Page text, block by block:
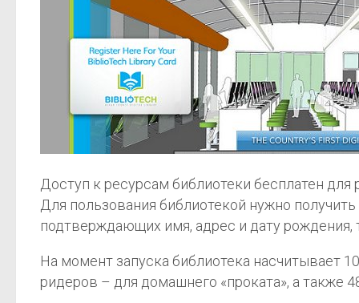
Доступ к ресурсам библиотеки бесплатен
Для пользования библиотекой нужно
подтверждающих имя, адрес и дату
На момент запуска библиотека насчитывает
ридеров – для домашнего «проката», а также